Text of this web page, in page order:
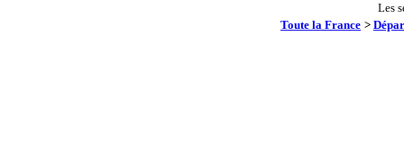
Les
Toute la France >